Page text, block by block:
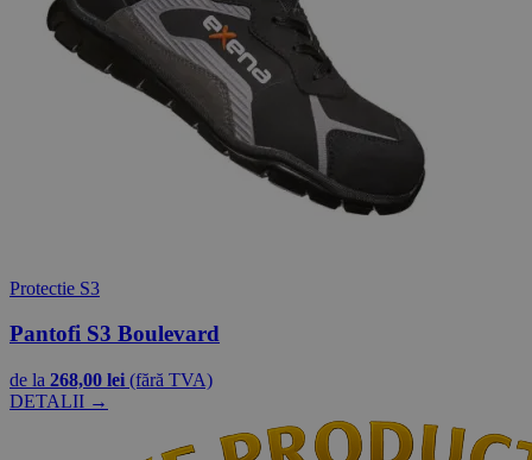
Protectie S3
Pantofi S3 Boulevard
de la 268,00 lei (fără TVA)
DETALII →